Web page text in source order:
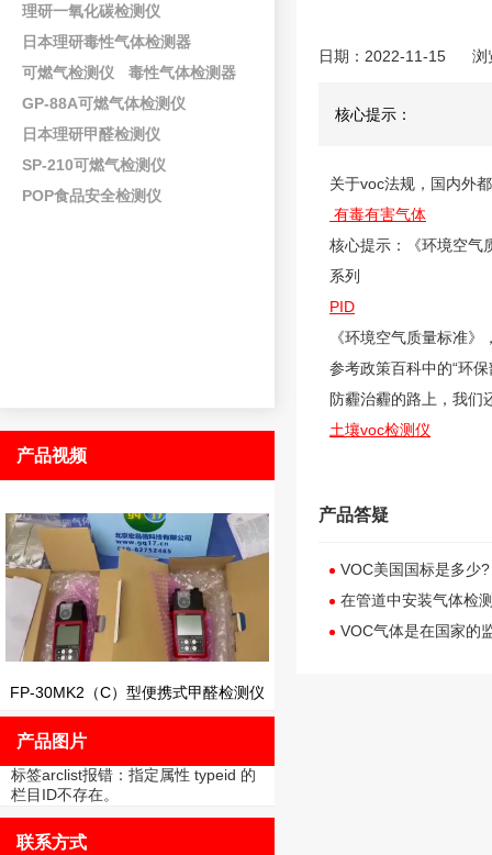
理研一氧化碳检测仪
日本理研毒性气体检测器
可燃气检测仪
毒性气体检测器
GP-88A可燃气体检测仪
日本理研甲醛检测仪
SP-210可燃气检测仪
POP食品安全检测仪
产品视频
FP-30MK2（C）型便携式甲醛检测仪
产品图片
标签arclist报错：指定属性 typeid 的
栏目ID不存在。
联系方式
日期：2022-11-15 浏
核心提示：
关于voc法规，国内外
有毒有害气体
核心提示：《环境空
系列
PID
《环境空气质量标准
参考政策百科中的“环
防霾治霾的路上，我们
土壤voc检测仪
产品答疑
VOC美国国标是多少?
在管道中安装气体检
VOC气体是在国家的